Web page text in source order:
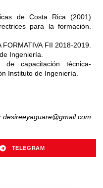
de Costa Rica (2001)
para la formación.
FII 2018-2019.
Ingeniería.
capacitación técnica-
Instituto de Ingeniería.
desireeyaguare@gmail.com
TELEGRAM